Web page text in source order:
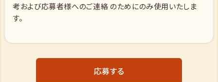
考および応募者様へのご連絡 のためにのみ使用いたしま
す。
応募する